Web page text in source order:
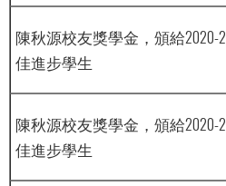
陳秋源校友獎學金，頒給2020-
佳進步學生
陳秋源校友獎學金，頒給2020-
佳進步學生